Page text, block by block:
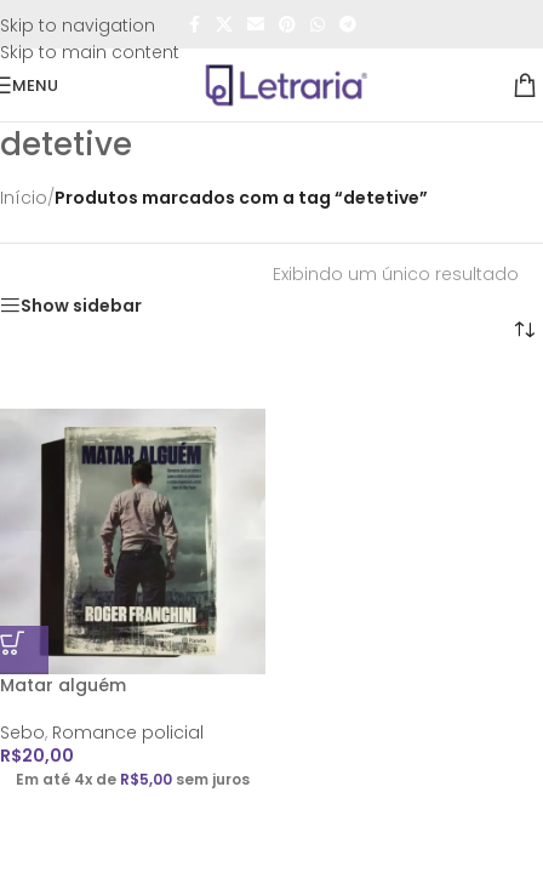
Skip to navigation
Skip to main content
FRETE GRÁTIS
MENU
detetive
Início/Produtos marcados com a tag “detetive”
Show sidebar
Exibindo um único resultado
Matar alguém
Sebo, Romance policial
R$20,00
Em até 4x de R$5,00 sem juros